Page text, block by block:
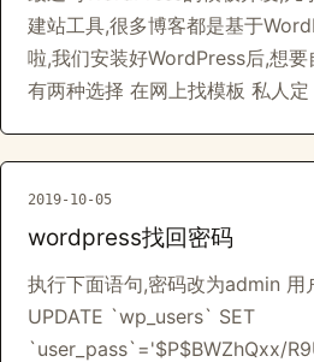
建站工具,很多博客都是基于
啦,我们安装好WordPress后,想
有两种选择 在网上找模板 私人定
2019-10-05
wordpress找回密码
执行下面语句,密码改为admin 用
UPDATE `wp_users` SET
`user_pass`='$P$BWZhQxx/